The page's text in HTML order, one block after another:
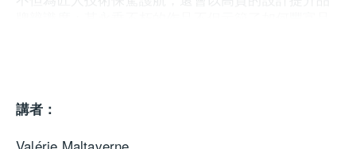
講者：
Valérie Maltaverne